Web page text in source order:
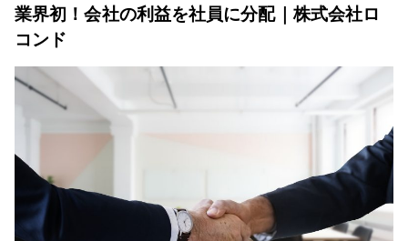
業界初！会社の利益を社員に分配｜株式会社ロ
コンド